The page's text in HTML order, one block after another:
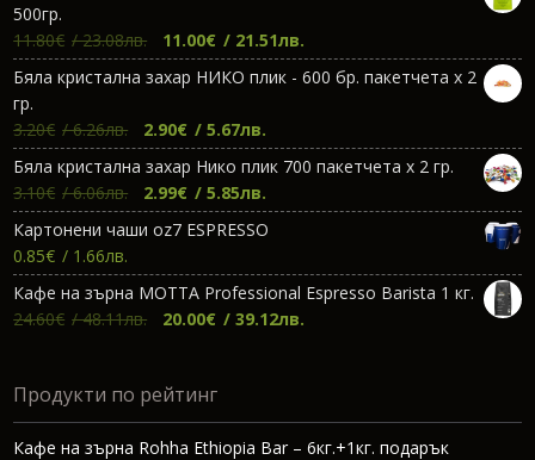
500гр.
11.80€ / 23.08лв.
Original
price
was:
11.00€ / 21.51лв.
цена
е:
Бяла кристална захар НИКО плик - 600 бр. пакетчета х 2
гр.
3.20€ / 6.26лв.
Original
price
was:
3.20€.
2.90€ / 5.67лв.
цена
е:
2.90€.
Бяла кристална захар Нико плик 700 пакетчета х 2 гр.
3.10€ / 6.06лв.
Original
price
was:
3.10€.
2.99€ / 5.85лв.
цена
е:
2.99€.
Картонени чаши oz7 ESPRESSO
0.85€ / 1.66лв.
Кафе на зърна МОТТА Professional Espresso Barista 1 кг.
24.60€ / 48.11лв.
Original
24.60€.
20.00€ / 39.12лв.
Продукти по рейтинг
Кафе на зърна Rohha Ethiopia Bar – 6кг.+1кг. подарък